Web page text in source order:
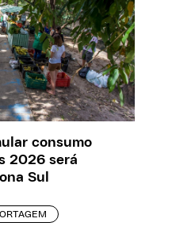
consumo
2026 será
Sul